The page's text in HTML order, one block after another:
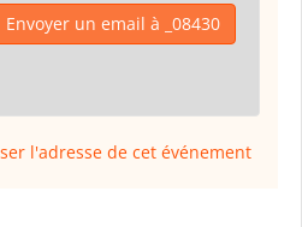
Envoyer un email à _08430
l'adresse de cet événement